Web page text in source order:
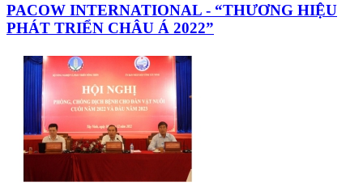
PACOW INTERNATIONAL - “THƯƠNG HIỆU
PHÁT TRIỂN CHÂU Á 2022”